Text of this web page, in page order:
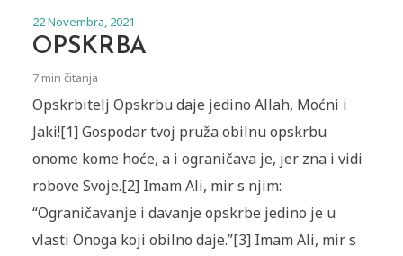
22 Novembra, 2021
OPSKRBA
7 min čitanja
Opskrbitelj ‏Opskrbu daje jedino Allah, Moćni i
Jaki![1] Gospodar tvoj pruža obilnu opskrbu
onome kome hoće, a i ograničava je, jer zna i vidi
robove Svoje.[2] Imam Ali, mir s njim:
“Ograničavanje i davanje opskrbe jedino je u
vlasti Onoga koji obilno daje.”[3] Imam Ali, mir s